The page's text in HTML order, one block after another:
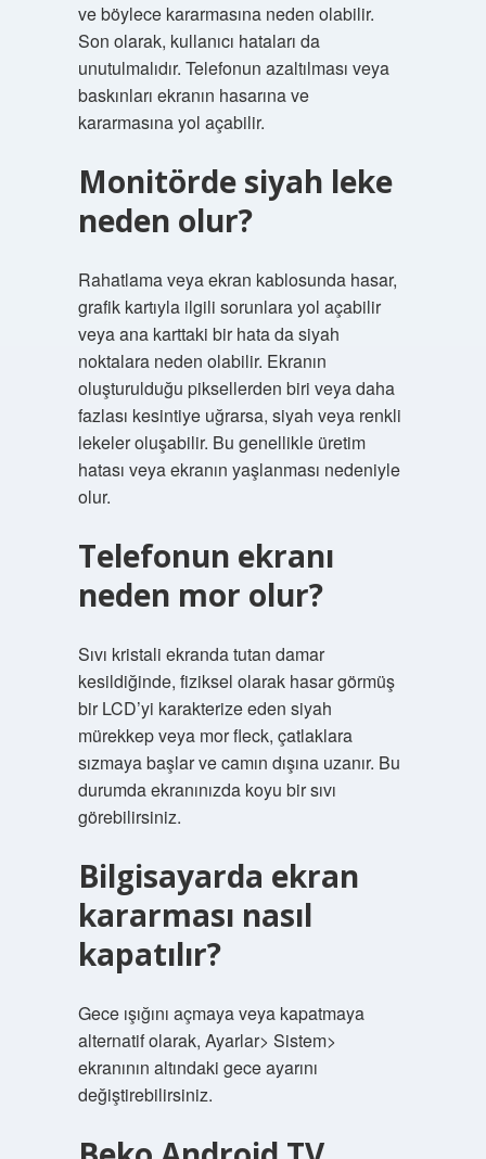
ve böylece kararmasına neden olabilir.
Son olarak, kullanıcı hataları da
unutulmalıdır. Telefonun azaltılması veya
baskınları ekranın hasarına ve
kararmasına yol açabilir.
Monitörde siyah leke
neden olur?
Rahatlama veya ekran kablosunda hasar,
grafik kartıyla ilgili sorunlara yol açabilir
veya ana karttaki bir hata da siyah
noktalara neden olabilir. Ekranın
oluşturulduğu piksellerden biri veya daha
fazlası kesintiye uğrarsa, siyah veya renkli
lekeler oluşabilir. Bu genellikle üretim
hatası veya ekranın yaşlanması nedeniyle
olur.
Telefonun ekranı
neden mor olur?
Sıvı kristali ekranda tutan damar
kesildiğinde, fiziksel olarak hasar görmüş
bir LCD’yi karakterize eden siyah
mürekkep veya mor fleck, çatlaklara
sızmaya başlar ve camın dışına uzanır. Bu
durumda ekranınızda koyu bir sıvı
görebilirsiniz.
Bilgisayarda ekran
kararması nasıl
kapatılır?
Gece ışığını açmaya veya kapatmaya
alternatif olarak, Ayarlar> Sistem>
ekranının altındaki gece ayarını
değiştirebilirsiniz.